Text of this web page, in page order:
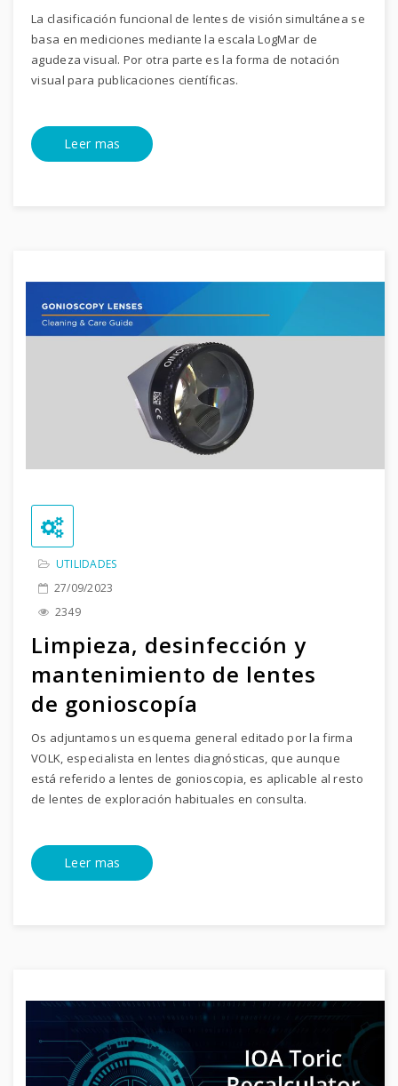
La clasificación funcional de lentes de visión simultánea se
basa en mediciones mediante la escala LogMar de
agudeza visual. Por otra parte es la forma de notación
visual para publicaciones científicas.
Leer mas
UTILIDADES
27/09/2023
2349
Limpieza, desinfección y
mantenimiento de lentes
de gonioscopía
Os adjuntamos un esquema general editado por la firma
VOLK, especialista en lentes diagnósticas, que aunque
está referido a lentes de gonioscopia, es aplicable al resto
de lentes de exploración habituales en consulta.
Leer mas